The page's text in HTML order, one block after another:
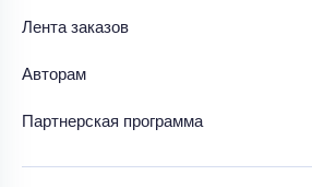
Лента заказов
Авторам
Партнерская программа